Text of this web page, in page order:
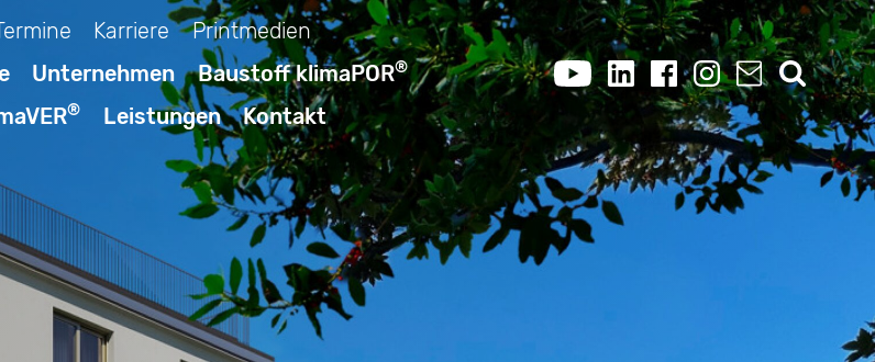
Karriere
Printmedien
Unternehmen Baustoff klimaPOR®
® Leistungen Kontakt